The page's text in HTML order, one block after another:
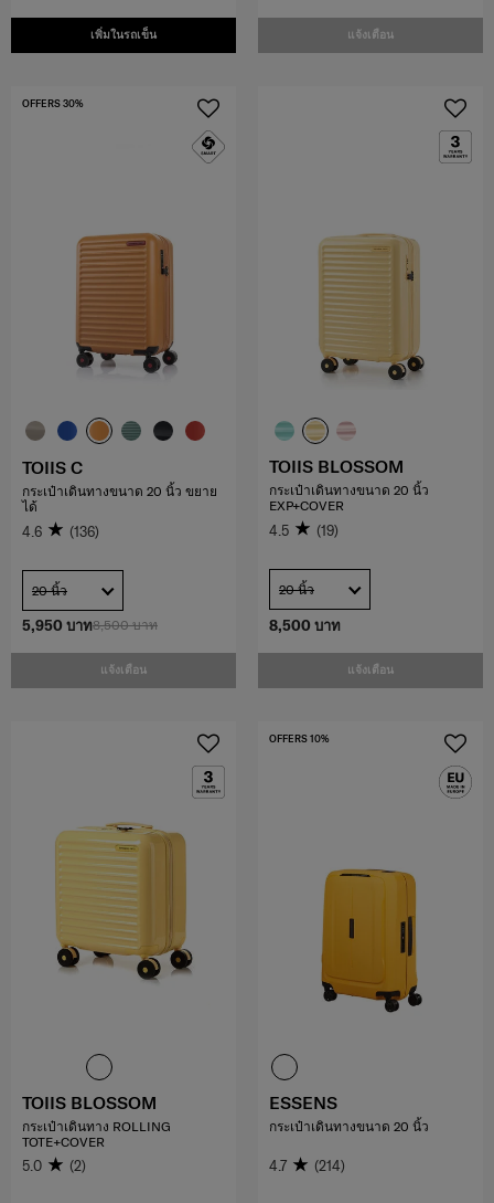
เพิ่มในรถเข็น แจ้งเตือน
8,500 บาท
5,950 บาท
แจ้งเตือน
OFFERS 30%
TOIIS C
กระเป๋าเดินทางขนาด 20 นิ้ว ขยาย
ได้
4.6 (136)
20 นิ้ว
8,500 บาท
แจ้งเตือน
TOIIS BLOSSOM
กระเป๋าเดินทางขนาด 20 นิ้ว
EXP+COVER
4.5 (19)
20 นิ้ว
TOIIS BLOSSOM
กระเป๋าเดินทาง ROLLING
TOTE+COVER
5.0 (2)
OFFERS 10%
ESSENS
กระเป๋าเดินทางขนาด 20 นิ้ว
4.7 (214)